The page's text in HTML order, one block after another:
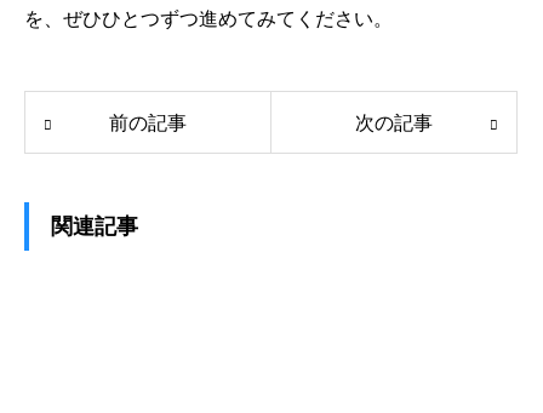
を、ぜひひとつずつ進めてみてください。
前の記事 次の記事
関連記事